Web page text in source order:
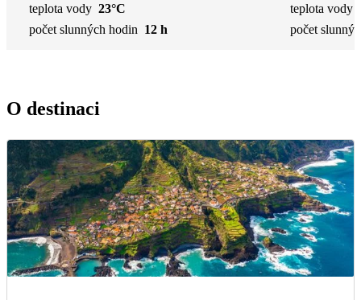
teplota vody 23°C
počet slunných hodin 12 h
teplota vody
počet
O destinaci